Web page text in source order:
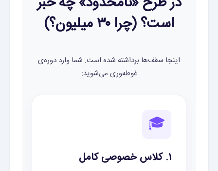
است؟ (چرا ۳۰ میلیون؟)
اینجا سقف‌ها برداشته شده است. شما وارد دوره‌ی
غوطه‌وری می‌شوید:
🎓
۱. کلاس خصوصی کامل